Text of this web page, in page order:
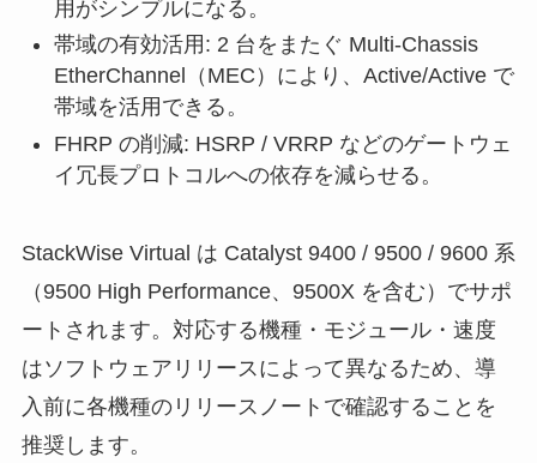
用がシンプルになる。
帯域の有効活用: 2 台をまたぐ Multi-Chassis
EtherChannel（MEC）により、Active/Active で
帯域を活用できる。
FHRP の削減: HSRP / VRRP などのゲートウェ
イ冗長プロトコルへの依存を減らせる。
StackWise Virtual は Catalyst 9400 / 9500 / 9600 系
（9500 High Performance、9500X を含む）でサポ
ートされます。対応する機種・モジュール・速度
はソフトウェアリリースによって異なるため、導
入前に各機種のリリースノートで確認することを
推奨します。